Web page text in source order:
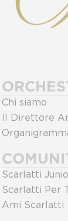
Chi siamo
Il Direttore
Scarlatti
Scarlatti Per
Ami Scarlatti